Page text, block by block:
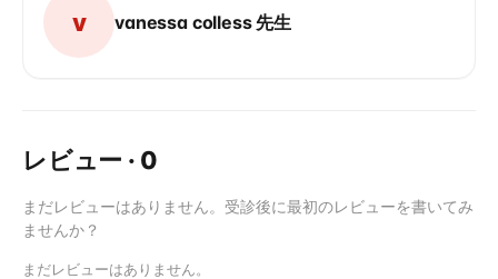
v vanessa colless 先生
レビュー · 0
まだレビューはありません。受診後に最初のレビューを書いてみ
ませんか？
まだレビューはありません。